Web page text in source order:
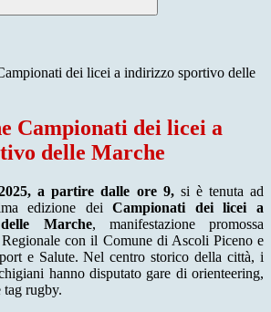
dei licei a indirizzo sportivo delle
Campionati dei licei a
delle Marche
a partire dalle ore 9, si è tenuta ad
edizione deiCampionati dei licei a
Marche, manifestazione promossa
con il Comune di Ascoli Piceno e
e Salute. Nel centro storico della città, i
hanno disputato gare di orienteering,
rugby.